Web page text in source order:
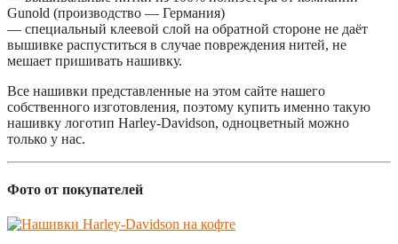
Gunold (производство — Германия)
— специальный клеевой слой на обратной стороне не даёт
вышивке распуститься в случае повреждения нитей, не
мешает пришивать нашивку.
Все нашивки представленные на этом сайте нашего
собственного изготовления, поэтому купить именно такую
нашивку логотип Harley-Davidson, одноцветный можно
только у нас.
Фото от покупателей